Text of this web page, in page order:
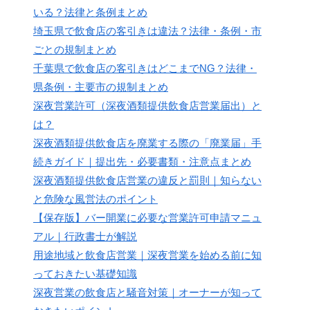
いる？法律と条例まとめ
埼玉県で飲食店の客引きは違法？法律・条例・市
ごとの規制まとめ
千葉県で飲食店の客引きはどこまでNG？法律・
県条例・主要市の規制まとめ
深夜営業許可（深夜酒類提供飲食店営業届出）と
は？
深夜酒類提供飲食店を廃業する際の「廃業届」手
続きガイド｜提出先・必要書類・注意点まとめ
深夜酒類提供飲食店営業の違反と罰則｜知らない
と危険な風営法のポイント
【保存版】バー開業に必要な営業許可申請マニュ
アル｜行政書士が解説
用途地域と飲食店営業｜深夜営業を始める前に知
っておきたい基礎知識
深夜営業の飲食店と騒音対策｜オーナーが知って